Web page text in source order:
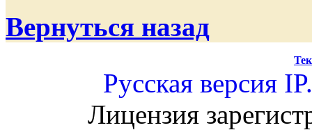
Вернуться назад
Русская версия
Лицензия